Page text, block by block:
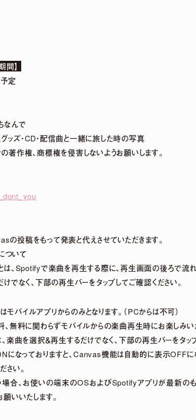
NEWS LIST
間】
定
なんで
ッズ・CD・配信曲と一緒に旅した時の写真
作権、商標権を侵害しないようお願いします。
の投稿をもって発表と代えさせていただきます。
いて
とは、Spotifyで楽曲を再生する際に、再生画面の後ろで流れ
でなく、下部の再生バーをタップしてご確認ください。
バイルアプリからのみとなります。（PCからは不可）
、無料に関わらずモバイルからの楽曲再生時にお楽しみい
楽曲を選択＆再生するだけでなく、下部の再生バーをタッ
ONになっておりますと、Canvas機能は自動的に表示OFF
さい。
合、お使いの端末のOSおよびSpotifyアプリが最新の
いいたします。